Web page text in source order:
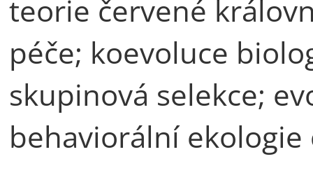
teorie červené
péče; koevoluce
skupinová selekce;
behaviorální